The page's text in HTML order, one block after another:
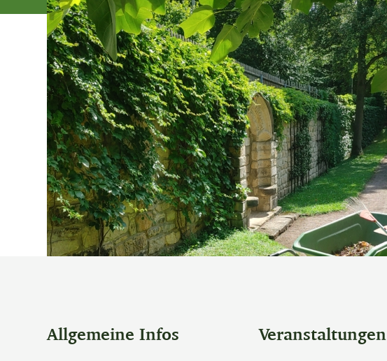
Allgemeine Infos Veranstaltungen